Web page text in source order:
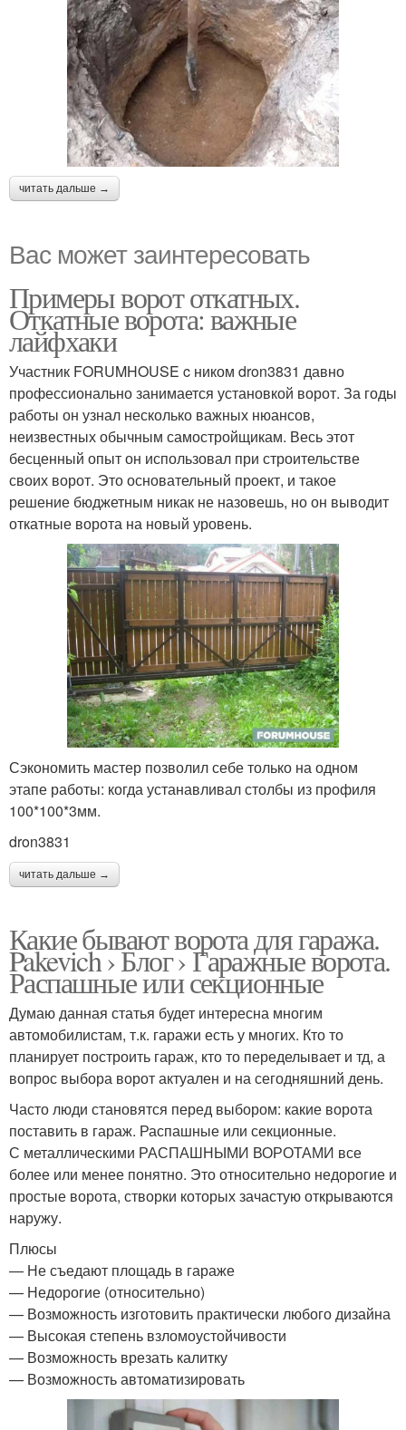
читать дальше →
Вас может заинтересовать
Примеры ворот откатных.
Откатные ворота: важные
лайфхаки
Участник FORUMHOUSE c ником dron3831 давно
профессионально занимается установкой ворот. За годы
работы он узнал несколько важных нюансов,
неизвестных обычным самостройщикам. Весь этот
бесценный опыт он использовал при строительстве
своих ворот. Это основательный проект, и такое
решение бюджетным никак не назовешь, но он выводит
откатные ворота на новый уровень.
Сэкономить мастер позволил себе только на одном
этапе работы: когда устанавливал столбы из профиля
100*100*3мм.
dron3831
читать дальше →
Какие бывают ворота для гаража.
Pakevich › Блог › Гаражные ворота.
Распашные или секционные
Думаю данная статья будет интересна многим
автомобилистам, т.к. гаражи есть у многих. Кто то
планирует построить гараж, кто то переделывает и тд, а
вопрос выбора ворот актуален и на сегодняшний день.
Часто люди становятся перед выбором: какие ворота
поставить в гараж. Распашные или секционные.
С металлическими РАСПАШНЫМИ ВОРОТАМИ все
более или менее понятно. Это относительно недорогие и
простые ворота, створки которых зачастую открываются
наружу.
Плюсы
— Не съедают площадь в гараже
— Недорогие (относительно)
— Возможность изготовить практически любого дизайна
— Высокая степень взломоустойчивости
— Возможность врезать калитку
— Возможность автоматизировать